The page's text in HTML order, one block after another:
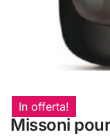
In offerta!
Missoni